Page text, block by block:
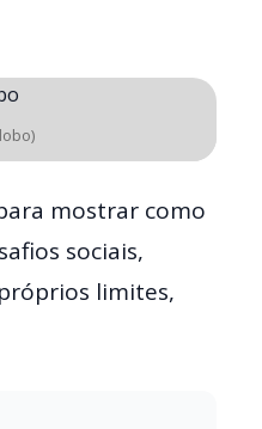
mostrar como
sociais,
limites,